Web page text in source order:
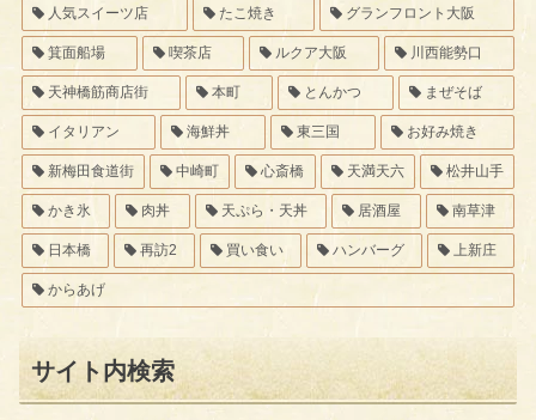
人気スイーツ店 たこ焼き グランフロント大阪
箕面船場 喫茶店 ルクア大阪 川西能勢口
天神橋筋商店街 本町 とんかつ まぜそば
イタリアン 海鮮丼 東三国 お好み焼き
新梅田食道街 中崎町 心斎橋 天満天六 松井山手
かき氷 肉丼 天ぷら・天丼 居酒屋 南草津
日本橋 再訪2 買い食い ハンバーグ 上新庄
からあげ
サイト内検索